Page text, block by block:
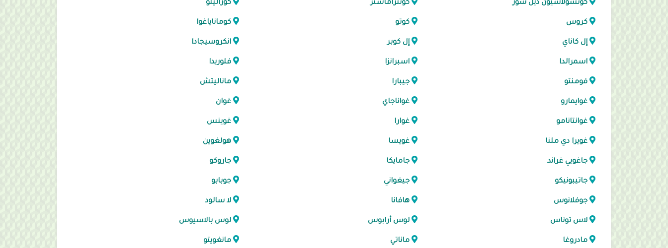
كونسولاسيون ديل سور كونتراماستر كوراليلو
كروس كوتو كوماناياغوا
إل كاناي إل كوبر انكروسيجادا
اسمرالدا اسبرانزا فلوريدا
فومنتو جيبارا ماناليتش
غوايمارو غواناجاي غوان
غوانتانامو غوارا غوينس
غويرا دي ملنا غويسا هولغوين
جاغويي غراند جامايكا جاروكو
جاتيبونيكو جيغواني جوبابو
جوفلانوس هافانا لا سالود
لاس توناس لوس أرابوس لوس بالاسيوس
مادروغا ماناتي مانغويتو